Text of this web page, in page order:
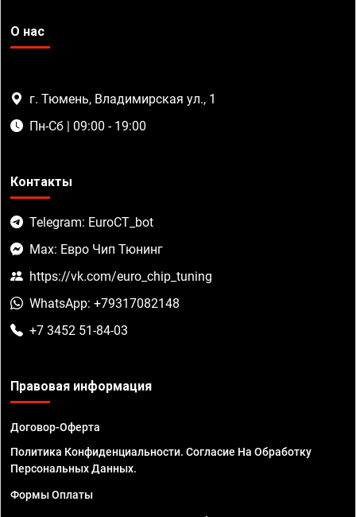
О нас
г. Тюмень, Владимирская ул., 1
Пн-Сб | 09:00 - 19:00
Контакты
Telegram: EuroCT_bot
Max: Евро Чип Тюнинг
https://vk.com/euro_chip_tuning
WhatsApp: +79317082148
+7 3452 51-84-03
Правовая информация
Договор-Оферта
Политика Конфиденциальности. Согласие На Обработку
Персональных Данных.
Формы Оплаты